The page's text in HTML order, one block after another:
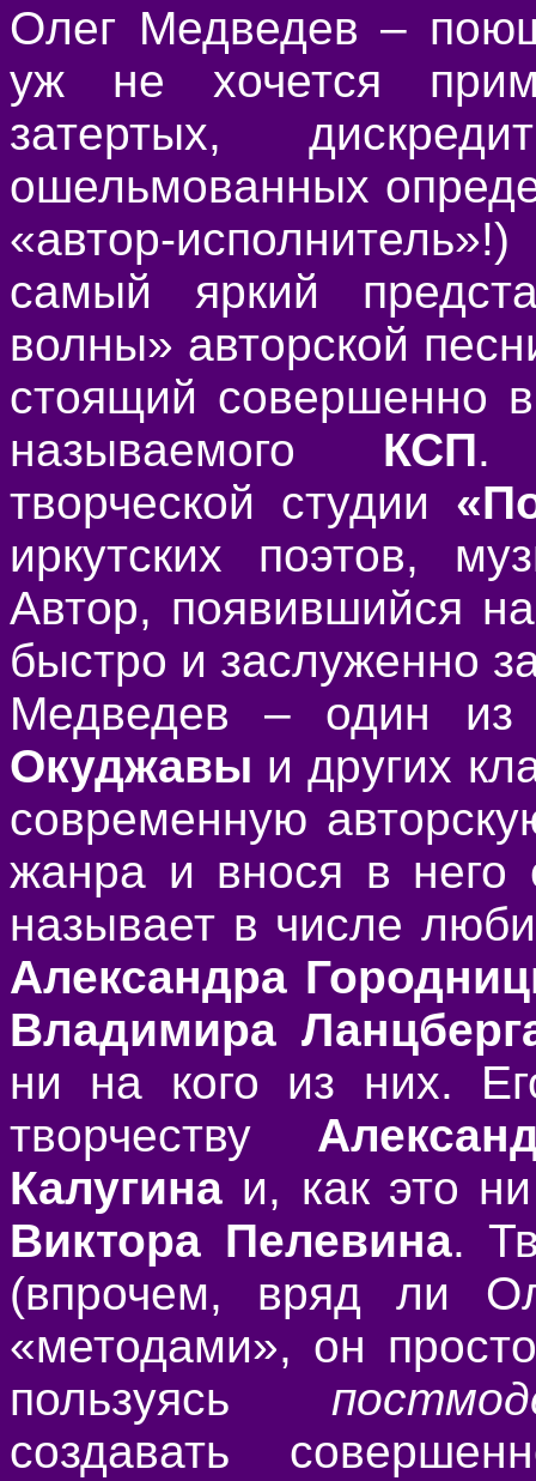
Олег Медведев –
уж не хочется
затертых,
ошельмованных
«автор-
самый яркий
волны» авторской
стоящий совершенно
называемого КСП.
творческой студии
иркутских поэтов,
Автор, появившийся
быстро и заслуженно
Медведев – один из
Окуджавы и других
современную
жанра и внося в
называет в числе
Александра
Владимира
ни на кого из них.
творчеству
Калугина и, как это
Виктора Пелевина.
(впрочем, вряд ли
«методами», он
пользуясь
создавать